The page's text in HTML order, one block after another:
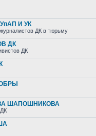
И УК
ДК в тюрьму
ДК
ДК
ШАПОШНИКОВА